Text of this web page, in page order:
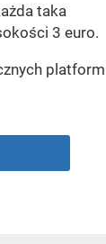
taka
3 euro.
platform